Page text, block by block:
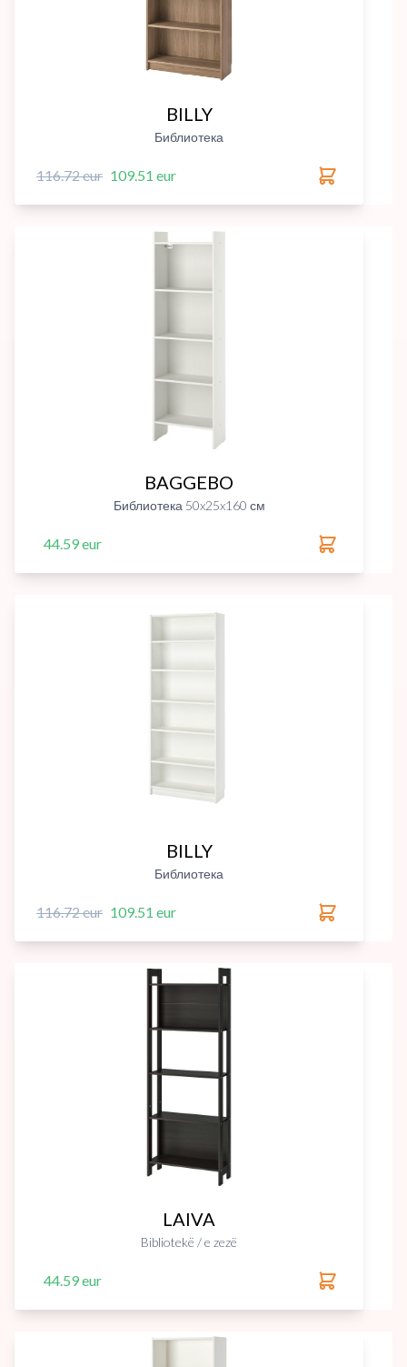
BILLY
Библиотека
116.72 eur 109.51 eur
BAGGEBO
Библиотека 50x25x160 см
44.59 eur
BILLY
Библиотека
116.72 eur 109.51 eur
LAIVA
Bibliotekë / e zezë
44.59 eur